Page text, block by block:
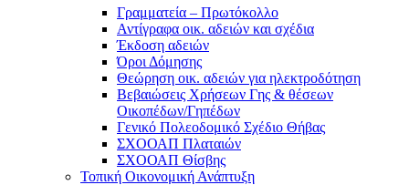
Γραμματεία – Πρωτόκολλο
Αντίγραφα οικ. αδειών και σχέδια
Έκδοση αδειών
Όροι Δόμησης
Θεώρηση οικ. αδειών για ηλεκτροδότηση
Βεβαιώσεις Χρήσεων Γης & θέσεων
Οικοπέδων/Γηπέδων
Γενικό Πολεοδομικό Σχέδιο Θήβας
ΣΧΟΟΑΠ Πλαταιών
ΣΧΟΟΑΠ Θίσβης
Τοπική Οικονομική Ανάπτυξη